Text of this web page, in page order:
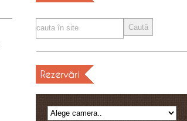
cauta în site